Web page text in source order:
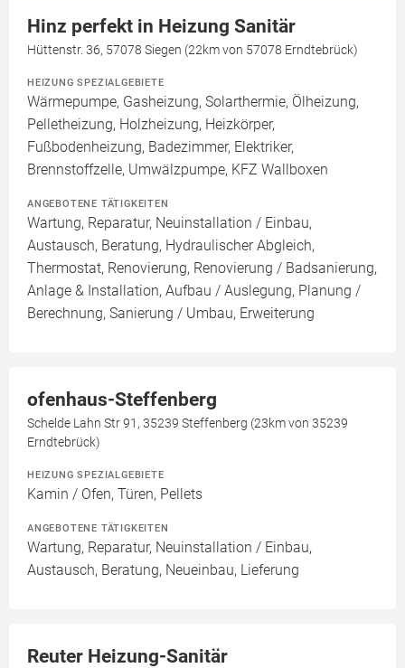
Hinz perfekt in Heizung Sanitär
Hüttenstr. 36, 57078 Siegen (22km von 57078 Erndtebrück)
HEIZUNG SPEZIALGEBIETE
Wärmepumpe, Gasheizung, Solarthermie, Ölheizung,
Pelletheizung, Holzheizung, Heizkörper,
Fußbodenheizung, Badezimmer, Elektriker,
Brennstoffzelle, Umwälzpumpe, KFZ Wallboxen
ANGEBOTENE TÄTIGKEITEN
Wartung, Reparatur, Neuinstallation / Einbau,
Austausch, Beratung, Hydraulischer Abgleich,
Thermostat, Renovierung, Renovierung / Badsanierung,
Anlage & Installation, Aufbau / Auslegung, Planung /
Berechnung, Sanierung / Umbau, Erweiterung
ofenhaus-Steffenberg
Schelde Lahn Str 91, 35239 Steffenberg (23km von 35239
Erndtebrück)
HEIZUNG SPEZIALGEBIETE
Kamin / Ofen, Türen, Pellets
ANGEBOTENE TÄTIGKEITEN
Wartung, Reparatur, Neuinstallation / Einbau,
Austausch, Beratung, Neueinbau, Lieferung
Reuter Heizung-Sanitär